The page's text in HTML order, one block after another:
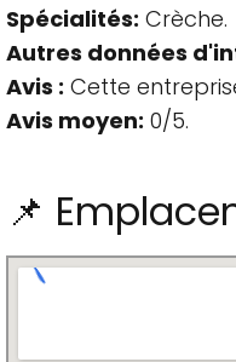
Spécialités: Crèche.
Autres données
Avis : Cette
Avis moyen: 0/5.
📌